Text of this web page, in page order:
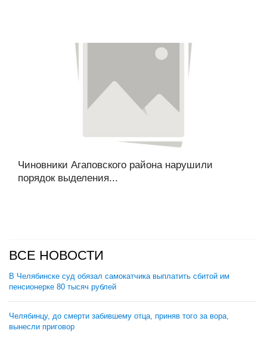
Чиновники Агаповского района нарушили
порядок выделения...
ВСЕ НОВОСТИ
В Челябинске суд обязал самокатчика выплатить сбитой им
пенсионерке 80 тысяч рублей
Челябинцу, до смерти забившему отца, приняв того за вора,
вынесли приговор